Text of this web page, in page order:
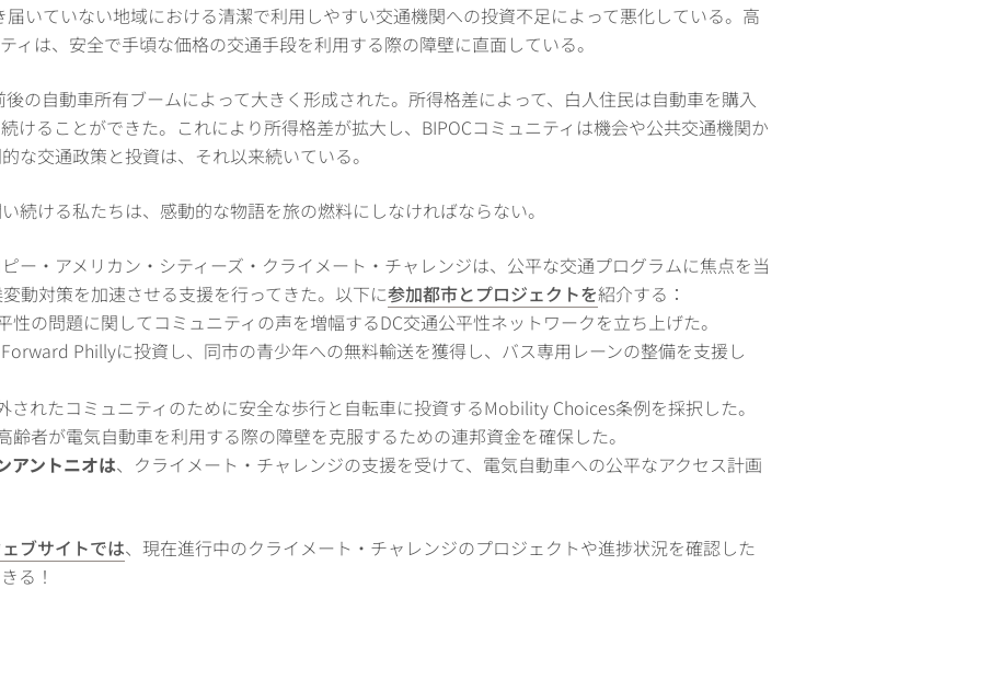
届いていない地域における清潔で利用しやすい交通機関への投資不足によって悪化している。高
ィは、安全で手頃な価格の交通手段を利用する際の障壁に直面している。
の自動車所有ブームによって大きく形成された。所得格差によって、白人住民は自動車を購入
けることができた。これにより所得格差が拡大し、BIPOCコミュニティは機会や公共交通機関か
な交通政策と投資は、それ以来続いている。
続ける私たちは、感動的な物語を旅の燃料にしなければならない。
ー・アメリカン・シティーズ・クライメート・チャレンジは、公平な交通プログラムに焦点を当
動対策を加速させる支援を行ってきた。以下に参加都市とプロジェクトを紹介する：
性の問題に関してコミュニティの声を増幅するDC交通公平性ネットワークを立ち上げた。
Phillyに投資し、同市の青少年への無料輸送を獲得し、バス専用レーンの整備を支援し
されたコミュニティのために安全な歩行と自転車に投資するMobility Choices条例を採択した。
齢者が電気自動車を利用する際の障壁を克服するための連邦資金を確保した。
アントニオは、クライメート・チャレンジの支援を受けて、電気自動車への公平なアクセス計画
ブサイトでは、現在進行中のクライメート・チャレンジのプロジェクトや進捗状況を確認した
る！